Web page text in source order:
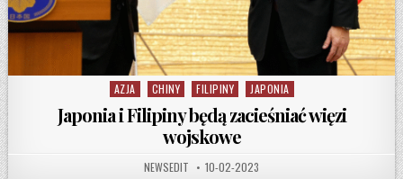
Posted in
AZJA CHINY FILIPINY JAPONIA
Japonia i Filipiny będą zacieśniać więzi
wojskowe
AUTHOR:
NEWSEDIT PUBLISHED DATE:
10-02-2023